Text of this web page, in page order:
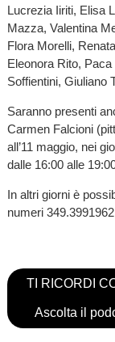
Lucrezia Iiriti, Elisa
Mazza, Valentina
Flora Morelli,
Eleonora Rito,
Soffientini, Giuliano
Saranno presenti
Carmen Falcioni
all’11 maggio, nei
dalle 16:00 alle
In altri giorni è
numeri
TI RICORDI
Ascolta il